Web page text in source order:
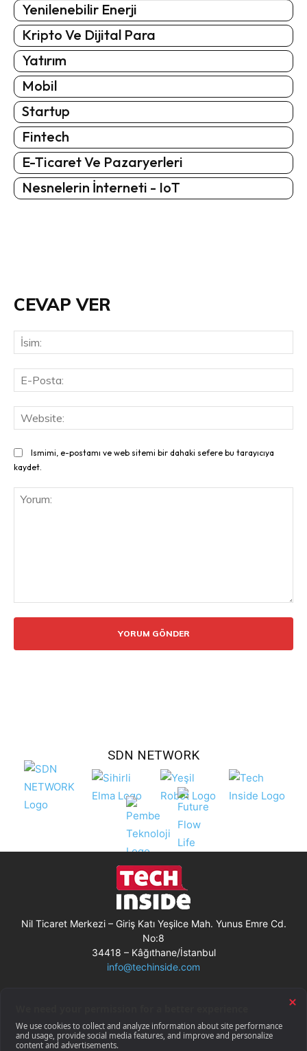
Yenilenebilir Enerji
Kripto Ve Dijital Para
Yatırım
Mobil
Startup
Fintech
E-Ticaret Ve Pazaryerleri
Nesnelerin İnterneti - IoT
CEVAP VER
Ismimi, e-postamı ve web sitemi bir dahaki sefere bu tarayıcıya
kaydet.
SDN NETWORK
Nil Ticaret Merkezi – Giriş Katı Yeşilce Mah. Yunus Emre Cd.
No:8
34418 – Kâğıthane/İstanbul
info@techinside.com
Gizlilik Bildirimi
RSS